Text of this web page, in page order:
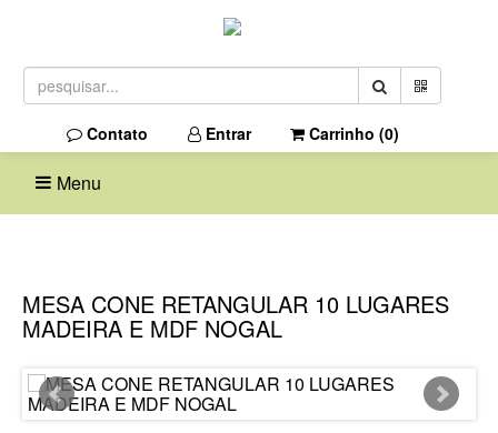
Contato Entrar Carrinho (0)
Menu
MESA CONE RETANGULAR 10 LUGARES
MADEIRA E MDF NOGAL